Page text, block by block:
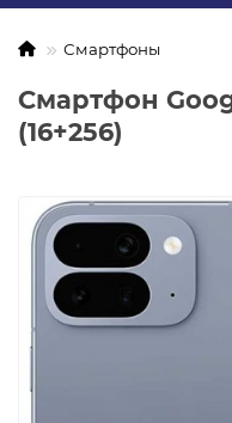
Смартфоны
Смартфон
(16+256)